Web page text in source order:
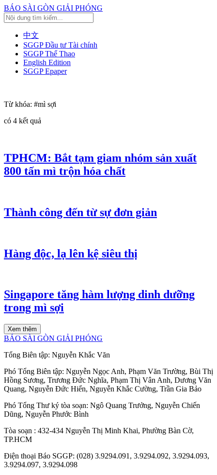
BÁO SÀI GÒN GIẢI PHÓNG
中文
SGGP Đầu tư Tài chính
SGGP Thể Thao
English Edition
SGGP Epaper
Từ khóa: #mì sợi
có 4 kết quả
TPHCM: Bắt tạm giam nhóm sản xuất
800 tấn mì trộn hóa chất
Thành công đến từ sự đơn giản
Hàng độc, lạ lên kệ siêu thị
Singapore tăng hàm lượng dinh dưỡng
trong mì sợi
Xem thêm
BÁO SÀI GÒN GIẢI PHÓNG
Tổng Biên tập: Nguyễn Khắc Văn
Phó Tổng Biên tập: Nguyễn Ngọc Anh, Phạm Văn Trường, Bùi Thị
Hồng Sương, Trương Đức Nghĩa, Phạm Thị Vân Anh, Dương Văn
Quang, Nguyễn Đức Hiển, Nguyễn Khắc Cường, Trần Gia Bảo
Phó Tổng Thư ký tòa soạn: Ngô Quang Trưởng, Nguyễn Chiến
Dũng, Nguyễn Phước Bình
Tòa soạn : 432-434 Nguyễn Thị Minh Khai, Phường Bàn Cờ,
TP.HCM
Điện thoại Báo SGGP: (028) 3.9294.091, 3.9294.092, 3.9294.093,
3.9294.097, 3.9294.098